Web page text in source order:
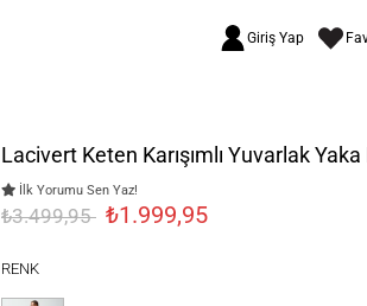
Giriş Yap
Lacivert Keten Karışımlı Yuvarlak
İlk Yorumu Sen Yaz!
₺3.499,95 ₺1.999,95
RENK